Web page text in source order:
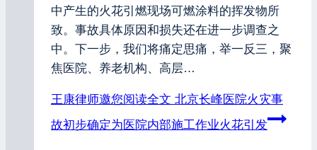
中产生的火花引燃现场可燃涂料的挥发物所
致。事故具体原因和损失还在进一步调查之
中。下一步，我们将痛定思痛，举一反三，聚
焦医院、养老机构、高层…
王康律师邀您阅读全文 北京长峰医院火灾事
故初步确定为医院内部施工作业火花引发